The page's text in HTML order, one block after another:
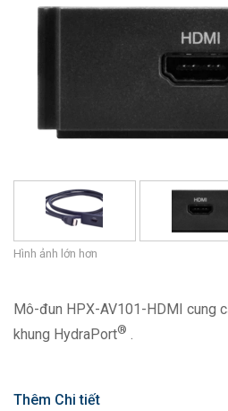
Ngôn ngữ/Khu vực
Hình ảnh lớn hơn
Mô-đun HPX-AV101-HDMI cung
khung HydraPort® .
Thêm Chi tiết